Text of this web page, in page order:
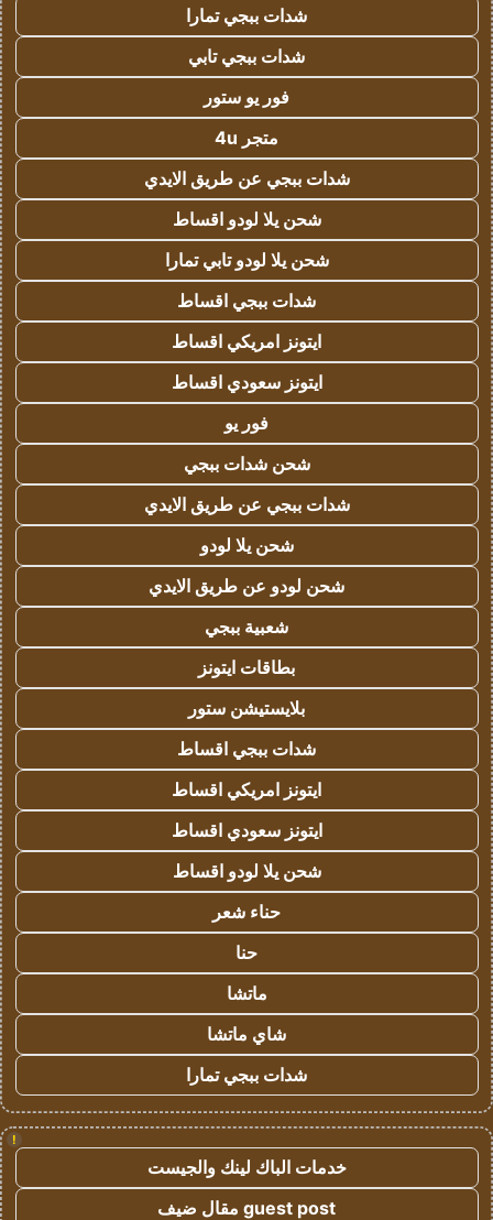
شدات ببجي تمارا
شدات ببجي تابي
فور يو ستور
متجر 4u
شدات ببجي عن طريق الايدي
شحن يلا لودو اقساط
شحن يلا لودو تابي تمارا
شدات ببجي اقساط
ايتونز امريكي اقساط
ايتونز سعودي اقساط
فور يو
شحن شدات ببجي
شدات ببجي عن طريق الايدي
شحن يلا لودو
شحن لودو عن طريق الايدي
شعبية ببجي
بطاقات ايتونز
بلايستيشن ستور
شدات ببجي اقساط
ايتونز امريكي اقساط
ايتونز سعودي اقساط
شحن يلا لودو اقساط
حناء شعر
حنا
ماتشا
شاي ماتشا
شدات ببجي تمارا
!
خدمات الباك لينك والجيست
guest post مقال ضيف